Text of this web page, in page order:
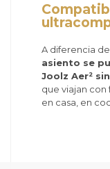
A diferencia de
asiento se
Joolz Aer²
que viajan
en casa, en